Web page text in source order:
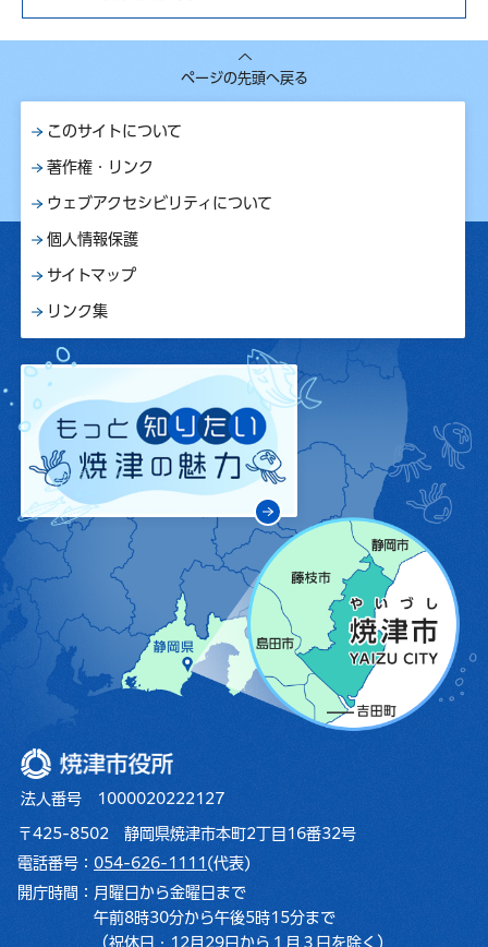
ページの先頭へ戻る
このサイトについて
著作権・リンク
ウェブアクセシビリティについて
個人情報保護
サイトマップ
リンク集
焼津市役所
法人番号 1000020222127
〒425-8502 静岡県焼津市本町2丁目16番32号
電話番号： 054-626-1111 (代表)
開庁時間： 月曜日から金曜日まで
午前8時30分から午後5時15分まで
（祝休日・12月29日から１月３日を除く）